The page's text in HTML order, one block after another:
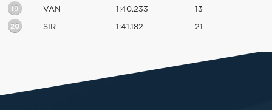
19 VAN 1:40.233 13
20 SIR 1:41.182 21